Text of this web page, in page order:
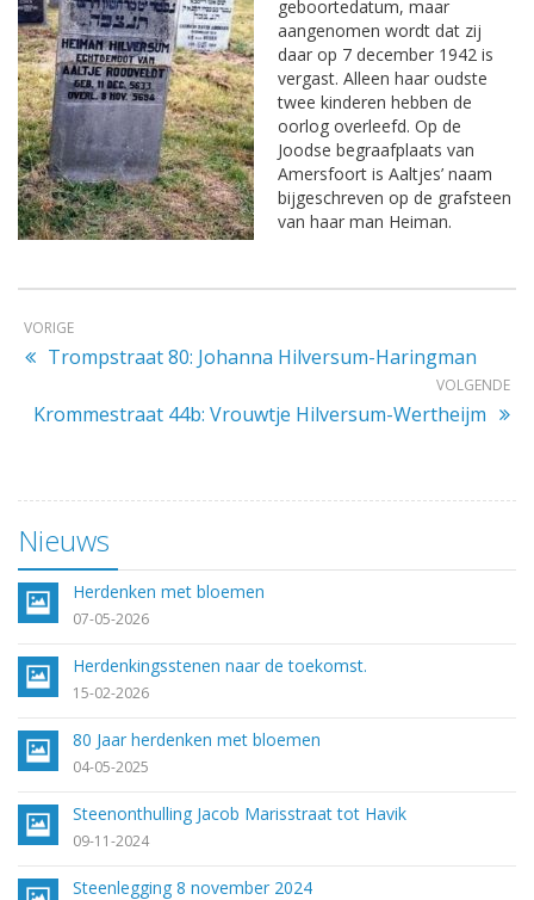
geboortedatum, maar
aangenomen wordt dat zij
daar op 7 december 1942 is
vergast. Alleen haar oudste
twee kinderen hebben de
oorlog overleefd. Op de
Joodse begraafplaats van
Amersfoort is Aaltjes’ naam
bijgeschreven op de grafsteen
van haar man Heiman.
VORIGE
Trompstraat 80: Johanna Hilversum-Haringman
VOLGENDE
Krommestraat 44b: Vrouwtje Hilversum-Wertheijm
Nieuws
Herdenken met bloemen
07-05-2026
Herdenkingsstenen naar de toekomst.
15-02-2026
80 Jaar herdenken met bloemen
04-05-2025
Steenonthulling Jacob Marisstraat tot Havik
09-11-2024
Steenlegging 8 november 2024